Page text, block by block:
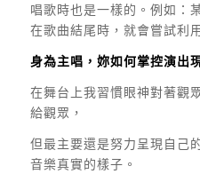
唱歌時也是一樣的。例如：
在歌曲結尾時，就會嘗試利
身為主唱，妳如何掌控演出
在舞台上我習慣眼神對著觀
給觀眾，
但最主要還是努力呈現自己
音樂真實的樣子。